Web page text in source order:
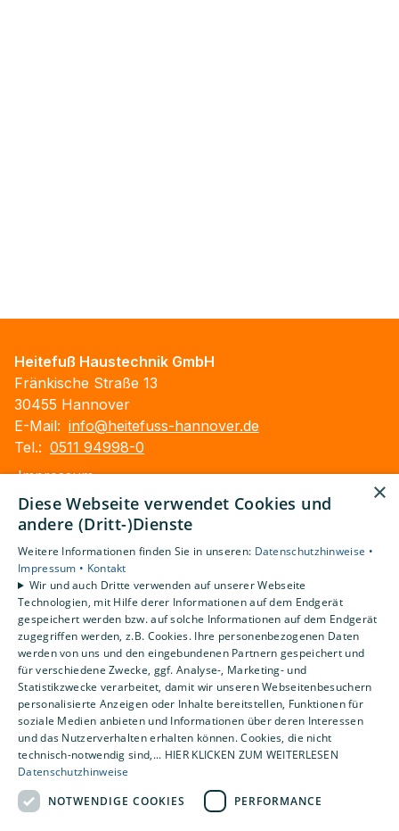
Heitefuß Haustechnik GmbH
Fränkische Straße 13
30455 Hannover
E-Mail: info@heitefuss-hannover.de
Tel.: 0511 94998-0
Impressum
Barrierefreiheitserklärung
Datenschutzerklärung
Unsere Bereiche
Privatkunden
Gewerbekunden
Karriere
Unternehmen
Kontakt
×
Diese Webseite verwendet Cookies und
andere (Dritt-)Dienste
Weitere Informationen finden Sie in unseren: Datenschutzhinweise •
Impressum • Kontakt
Wir und auch Dritte verwenden auf unserer Webseite
Technologien, mit Hilfe derer Informationen auf dem Endgerät
gespeichert werden bzw. auf solche Informationen auf dem Endgerät
zugegriffen werden, z.B. Cookies. Ihre personenbezogenen Daten
werden von uns und den eingebundenen Partnern gespeichert und
für verschiedene Zwecke, ggf. Analyse-, Marketing- und
Statistikzwecke verarbeitet, damit wir unseren Webseitenbesuchern
personalisierte Anzeigen oder Inhalte bereitstellen, Funktionen für
soziale Medien anbieten und Informationen über deren Interessen
und das Nutzerverhalten erhalten können. Cookies, die nicht
technisch-notwendig sind,... HIER KLICKEN ZUM WEITERLESEN
Datenschutzhinweise
NOTWENDIGE COOKIES
PERFORMANCE